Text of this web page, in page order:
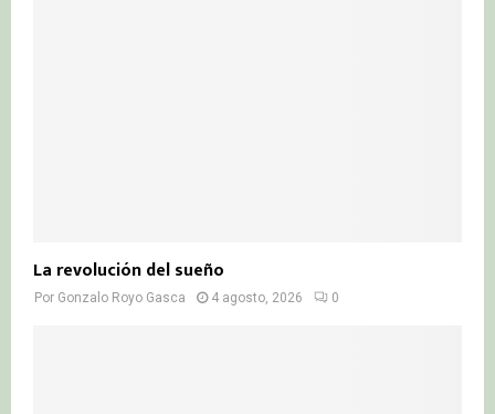
La revolución del sueño
Por Gonzalo Royo Gasca 4 agosto, 2026 0